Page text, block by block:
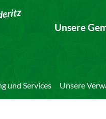
Unsere
und Services Unsere